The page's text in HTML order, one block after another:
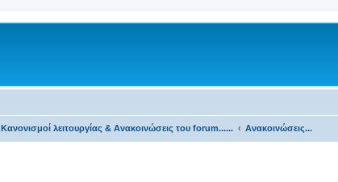
Κανονισμοί λειτουργίας & Ανακοινώσεις του forum...... Ανακοινώσεις...